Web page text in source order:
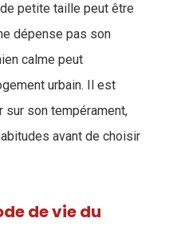
petite taille peut être
dépense pas son
calme peut
urbain. Il est
sur son tempérament,
avant de choisir
de vie du